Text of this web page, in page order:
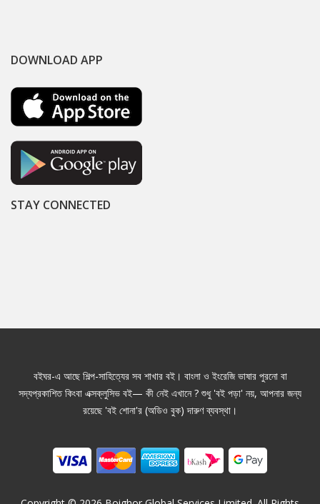
DOWNLOAD APP
STAY CONNECTED
বইঘর-এ আছে শিল্প-সাহিত্যের সব শাখার বই। বাংলা ও ইংরেজি ভাষার পুরনো বা
সদ্যপ্রকাশিত কিংবা এক্সক্লুসিভ বই— কী নেই এখানে ? শুধু 'বই পড়া' নয়, আপনার জন্য
রয়েছে 'বই শোনা'র (অডিও বুক) দারুণ ব্যবস্থা।